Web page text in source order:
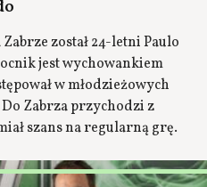
został 24-letni Paulo
jest wychowankiem
w młodzieżowych
Zabrza przychodzi z
szans na regularną grę.